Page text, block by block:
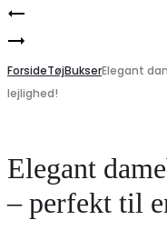
Product
navigation
Chateau
guldkæde
Fantastisk
tilbud
til
Sød
Vero
Moda
med
pufærmer
til
ForsideTøjBukserElegant
lejlighed!
Elegant
– perfekt til